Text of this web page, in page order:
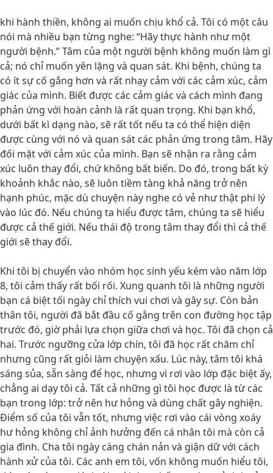
khi hành thiền, không ai muốn chịu khổ cả. Tôi có một câu
nói mà nhiều bạn từng nghe: “Hãy thực hành như một
người bệnh.” Tâm của một người bệnh không muốn làm gì
cả; nó chỉ muốn yên lặng và quan sát. Khi bệnh, chúng ta
có ít sự cố gắng hơn và rất nhạy cảm với các cảm xúc, cảm
giác của mình. Biết được các cảm giác và cách mình đang
phản ứng với hoàn cảnh là rất quan trọng. Khi bạn khổ,
dưới bất kì dạng nào, sẽ rất tốt nếu ta có thể hiện diện
được cùng với nó và quan sát các phản ứng trong tâm. Hãy
đối mặt với cảm xúc của mình. Bạn sẽ nhận ra rằng cảm
xúc luôn thay đổi, chứ không bất biến. Do đó, trong bất kỳ
khoảnh khắc nào, sẽ luôn tiềm tàng khả năng trở nên
hạnh phúc, mặc dù chuyện này nghe có vẻ như thật phi lý
vào lúc đó. Nếu chúng ta hiểu được tâm, chúng ta sẽ hiểu
được cả thế giới. Nếu thái độ trong tâm thay đổi thì cả thế
giới sẽ thay đổi.
Khi tôi bị chuyển vào nhóm học sinh yếu kém vào năm lớp
8, tôi cảm thấy rất bối rối. Xung quanh tôi là những người
bạn cá biệt tối ngày chỉ thích vui chơi và gây sự. Còn bản
thân tôi, người đã bắt đầu cố gắng trên con đường học tập
trước đó, giờ phải lựa chọn giữa chơi và học. Tôi đã chọn cả
hai. Trước ngưỡng cửa lớp chín, tôi đã học rất chăm chỉ
nhưng cũng rất giỏi làm chuyện xấu. Lúc này, tâm tôi khá
sáng sủa, sẵn sàng để học, nhưng vì rơi vào lớp đặc biệt ấy,
chẳng ai dạy tôi cả. Tất cả những gì tôi học được là từ các
bạn trong lớp: trở nên hư hỏng và dùng chất gây nghiện.
Điểm số của tôi vẫn tốt, nhưng việc rơi vào cái vòng xoáy
hư hỏng không chỉ ảnh hưởng đến cá nhân tôi mà còn cả
gia đình. Cha tôi ngày càng chán nản và giận dữ với cách
hành xử của tôi. Các anh em tôi, vốn không muốn hiểu tôi,